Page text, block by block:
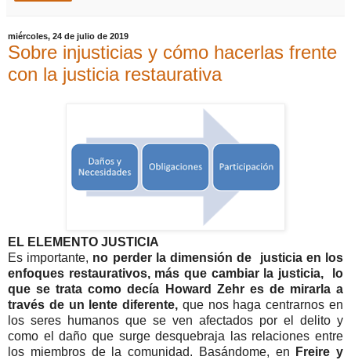
miércoles, 24 de julio de 2019
Sobre injusticias y cómo hacerlas frente
con la justicia restaurativa
EL ELEMENTO JUSTICIA
Es importante, no perder la dimensión de justicia en los
enfoques restaurativos, más que cambiar la justicia, lo
que se trata como decía Howard Zehr es de mirarla a
través de un lente diferente, que nos haga centrarnos en
los seres humanos que se ven afectados por el delito y
como el daño que surge desquebraja las relaciones entre
los miembros de la comunidad. Basándome, en
Freire y